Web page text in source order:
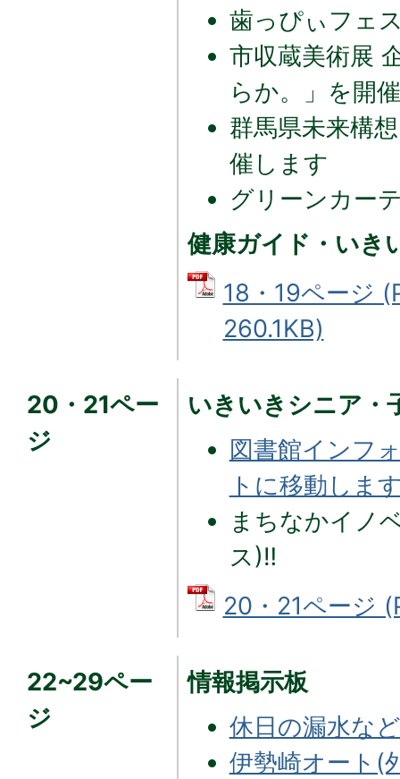
歯っぴぃフェ
市収蔵美術展
らか。」を開
群馬県未来構
催します
グリーンカー
健康ガイド・いき
18・19ページ
260.1KB)
20・21ペー
ジ
いきいきシニア・
図書館インフ
トに移動しま
まちなかイノ
ス)‼
20・21ページ
22~29ペー
ジ
情報掲示板
休日の漏水な
伊勢崎オート(